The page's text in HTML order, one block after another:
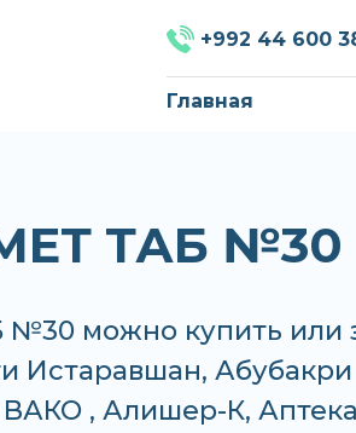
+992 44 600
Главная
ТАБ №30
можно купить или
Истаравшан,
, Алишер-К, Аптека